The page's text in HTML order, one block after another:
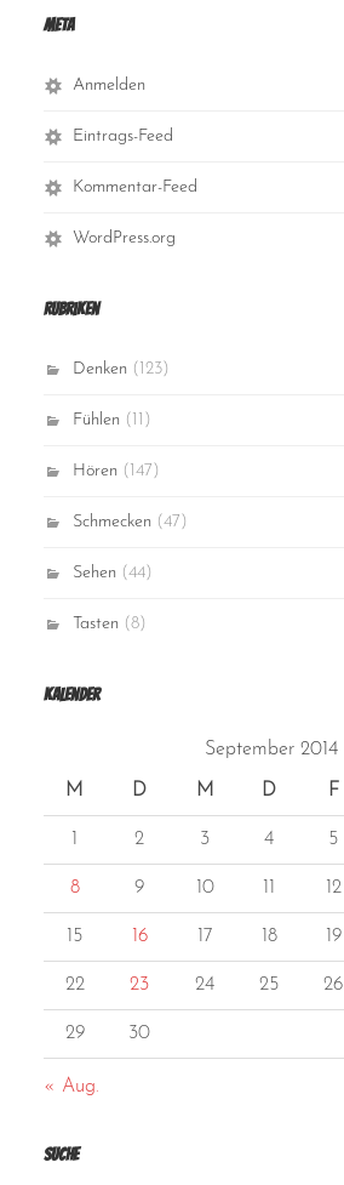
Meta
Anmelden
Eintrags-Feed
Kommentar-Feed
WordPress.org
Rubriken
Denken (123)
Fühlen (11)
Hören (147)
Schmecken (47)
Sehen (44)
Tasten (8)
Kalender
September 2014
M D M D F
1 2 3 4 5
8 9 10 11 12
15 16 17 18 19
22 23 24 25 26
29 30
« Aug.
Suche